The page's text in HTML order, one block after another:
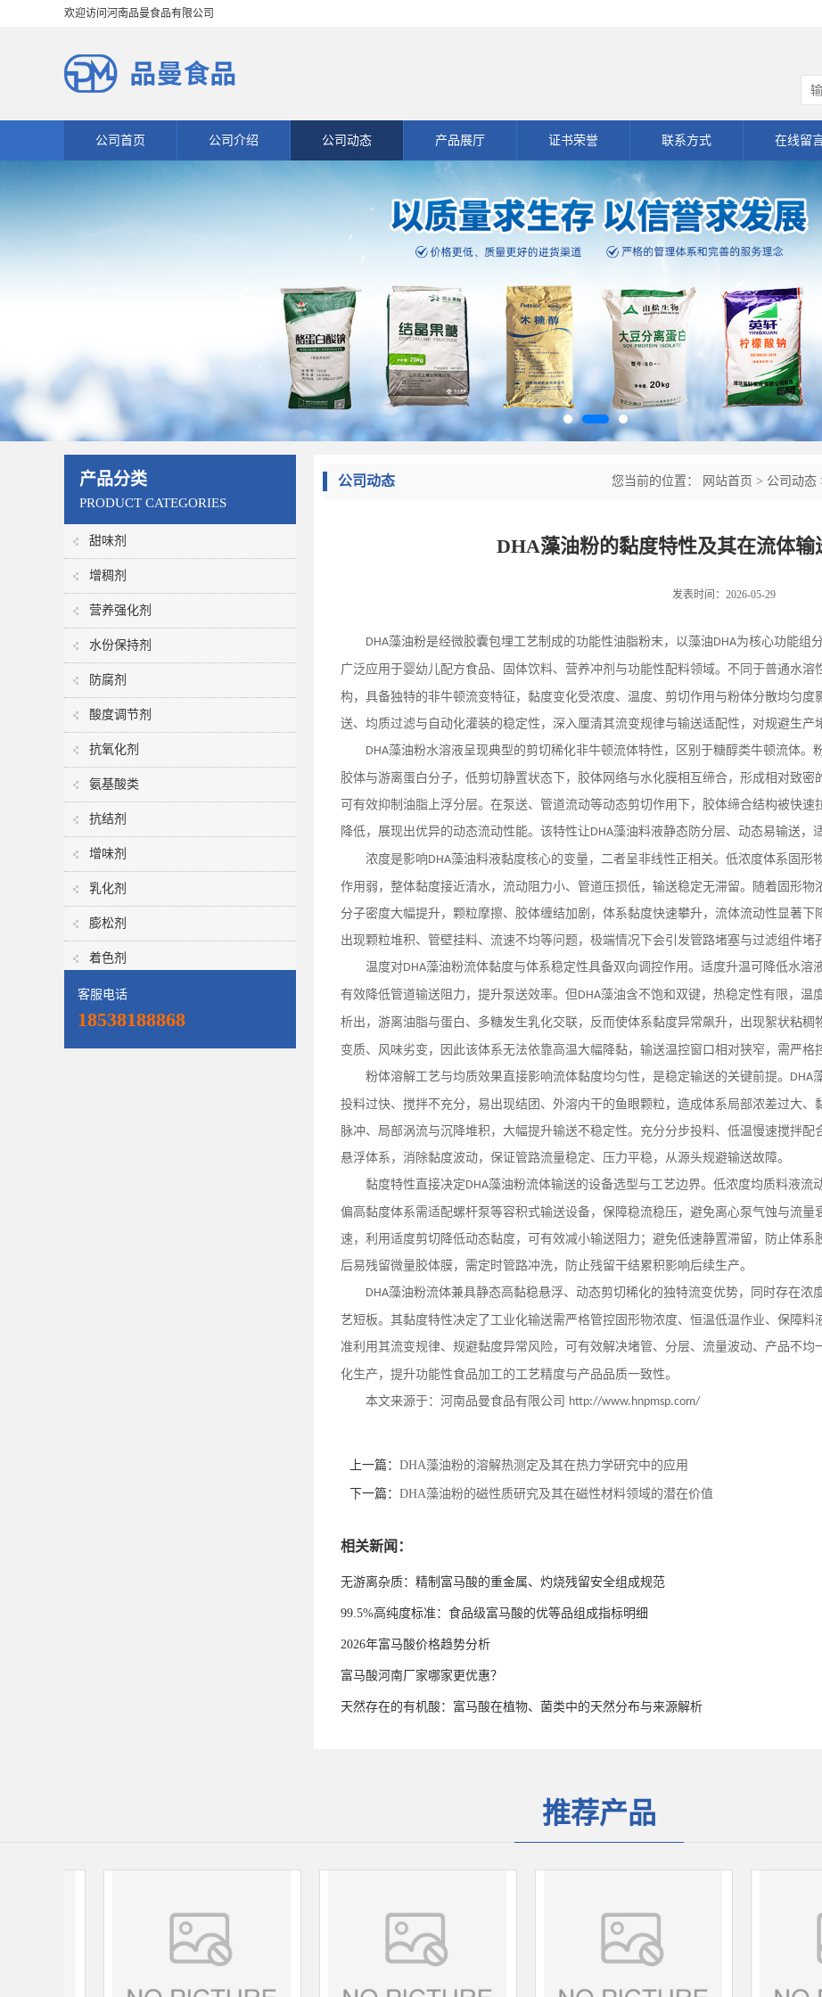
欢迎访问河南品曼食品有限公司
公司首页 公司介绍 公司动态 产品展厅 证书荣誉 联系方式 在线留
产品分类
PRODUCT CATEGORIES
甜味剂
增稠剂
营养强化剂
水份保持剂
防腐剂
酸度调节剂
抗氧化剂
氨基酸类
抗结剂
增味剂
乳化剂
膨松剂
着色剂
客服电话
18538188868
公司动态 您当前的位置： 网站首页 > 公司动态
DHA藻油粉的黏度特性及其在流体输
发表时间：2026-05-29
DHA藻油粉是经微胶囊包埋工艺制成的功能性油脂粉末，以藻油DHA为核心功能组
广泛应用于婴幼儿配方食品、固体饮料、营养冲剂与功能性配料领域。不同于普通水溶
构，具备独特的非牛顿流变特征，黏度变化受浓度、温度、剪切作用与粉体分散均匀
送、均质过滤与自动化灌装的稳定性，深入厘清其流变规律与输送适配性，对规避生产
DHA藻油粉水溶液呈现典型的剪切稀化非牛顿流体特性，区别于糖醇类牛顿流体
胶体与游离蛋白分子，低剪切静置状态下，胶体网络与水化膜相互缔合，形成相对致密
可有效抑制油脂上浮分层。在泵送、管道流动等动态剪切作用下，胶体缔合结构被快
降低，展现出优异的动态流动性能。该特性让DHA藻油料液静态防分层、动态易输送，
浓度是影响DHA藻油料液黏度核心的变量，二者呈非线性正相关。低浓度体系固形
作用弱，整体黏度接近清水，流动阻力小、管道压损低，输送稳定无滞留。随着固形
分子密度大幅提升，颗粒摩擦、胶体缠结加剧，体系黏度快速攀升，流体流动性显著
出现颗粒堆积、管壁挂料、流速不均等问题，极端情况下会引发管路堵塞与过滤组件堵
温度对DHA藻油粉流体黏度与体系稳定性具备双向调控作用。适度升温可降低水溶
有效降低管道输送阻力，提升泵送效率。但DHA藻油含不饱和双键，热稳定性有限，温
析出，游离油脂与蛋白、多糖发生乳化交联，反而使体系黏度异常飙升，出现絮状粘
变质、风味劣变，因此该体系无法依靠高温大幅降黏，输送温控窗口相对狭窄，需严格
粉体溶解工艺与均质效果直接影响流体黏度均匀性，是稳定输送的关键前提。 DHA
投料过快、搅拌不充分，易出现结团、外溶内干的鱼眼颗粒，造成体系局部浓差过大
脉冲、局部涡流与沉降堆积，大幅提升输送不稳定性。充分分步投料、低温慢速搅拌
悬浮体系，消除黏度波动，保证管路流量稳定、压力平稳，从源头规避输送故障。
黏度特性直接决定DHA藻油粉流体输送的设备选型与工艺边界。低浓度均质料液流
偏高黏度体系需适配螺杆泵等容积式输送设备，保障稳流稳压，避免离心泵气蚀与流
速，利用适度剪切降低动态黏度，可有效减小输送阻力；避免低速静置滞留，防止体
后易残留微量胶体膜，需定时管路冲洗，防止残留干结累积影响后续生产。
DHA藻油粉流体兼具静态高黏稳悬浮、动态剪切稀化的独特流变优势，同时存在浓
艺短板。其黏度特性决定了工业化输送需严格管控固形物浓度、恒温低温作业、保障
准利用其流变规律、规避黏度异常风险，可有效解决堵管、分层、流量波动、产品不均
化生产，提升功能性食品加工的工艺精度与产品品质一致性。
本文来源于：河南品曼食品有限公司 http://www.hnpmsp.com/
上一篇： DHA藻油粉的溶解热测定及其在热力学研究中的应用
下一篇： DHA藻油粉的磁性质研究及其在磁性材料领域的潜在价值
相关新闻：
无游离杂质：精制富马酸的重金属、灼烧残留安全组成规范
99.5%高纯度标准：食品级富马酸的优等品组成指标明细
2026年富马酸价格趋势分析
富马酸河南厂家哪家更优惠？
天然存在的有机酸：富马酸在植物、菌类中的天然分布与来源解析
推荐产品